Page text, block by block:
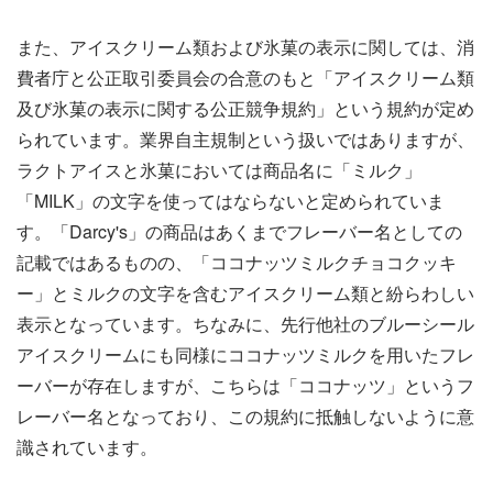
また、アイスクリーム類および氷菓の表示に関しては、消
費者庁と公正取引委員会の合意のもと「アイスクリーム類
及び氷菓の表示に関する公正競争規約」という規約が定め
られています。業界自主規制という扱いではありますが、
ラクトアイスと氷菓においては商品名に「ミルク」
「MILK」の文字を使ってはならないと定められていま
す。「Darcy's」の商品はあくまでフレーバー名としての
記載ではあるものの、「ココナッツミルクチョコクッキ
ー」とミルクの文字を含むアイスクリーム類と紛らわしい
表示となっています。ちなみに、先行他社のブルーシール
アイスクリームにも同様にココナッツミルクを用いたフレ
ーバーが存在しますが、こちらは「ココナッツ」というフ
レーバー名となっており、この規約に抵触しないように意
識されています。